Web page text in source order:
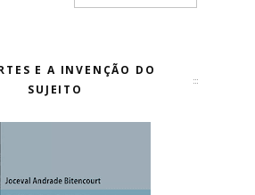
E A INVENÇÃO DO
SUJEITO